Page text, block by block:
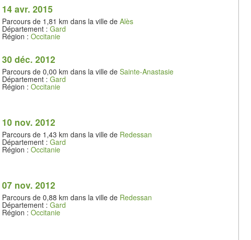
14 avr. 2015
Parcours de 1,81 km dans la ville de Alès
Département : Gard
Région : Occitanie
30 déc. 2012
Parcours de 0,00 km dans la ville de Sainte-Anastasie
Département : Gard
Région : Occitanie
10 nov. 2012
Parcours de 1,43 km dans la ville de Redessan
Département : Gard
Région : Occitanie
07 nov. 2012
Parcours de 0,88 km dans la ville de Redessan
Département : Gard
Région : Occitanie